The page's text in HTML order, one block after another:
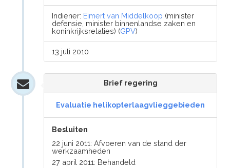
Indiener: Eimert van Middelkoop (minister
defensie, minister binnenlandse zaken en
koninkrijksrelaties) (GPV)
13 juli 2010
Brief regering
Evaluatie helikopterlaagvlieggebieden
Besluiten
22 juni 2011: Afvoeren van de stand der
werkzaamheden
27 april 2011: Behandeld